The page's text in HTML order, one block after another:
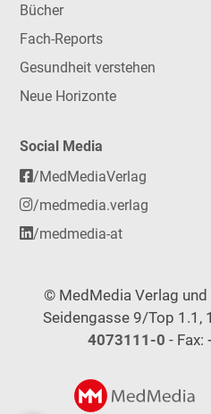
Bücher
Fach-Reports
Gesundheit verstehen
Neue Horizonte
Social Media
/MedMediaVerlag
/medmedia.verlag
/medmedia-at
© MedMedia Verlag
Seidengasse 9/Top 1.1,
4073111-0 -